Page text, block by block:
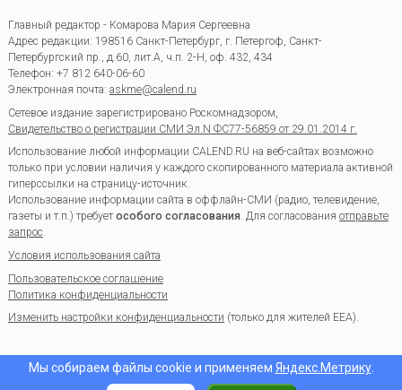
Главный редактор - Комарова Мария Сергеевна
Адрес редакции: 198516 Санкт-Петербург, г. Петергоф, Санкт-
Петербургский пр., д.60, лит.А, ч.п. 2-Н, оф. 432, 434
Телефон: +7 812 640-06-60
Электронная почта: askme@calend.ru
Сетевое издание зарегистрировано Роскомнадзором,
Свидетельство о регистрации СМИ Эл.N ФС77-56859 от 29.01.2014 г.
Использование любой информации CALEND.RU на веб-сайтах возможно
только при условии наличия у каждого скопированного материала активной
гиперссылки на страницу-источник.
Использование информации сайта в оффлайн-СМИ (радио, телевидение,
газеты и т.п.) требуетособого согласования. Для согласования отправьте
запрос.
Условия использования сайта
Пользовательское соглашение
Политика конфиденциальности
Изменить настройки конфиденциальности (только для жителей EEA).
Мы собираем файлы cookie и применяем Яндекс.Метрику.